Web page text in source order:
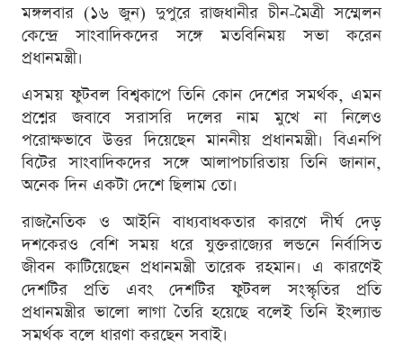
মঙ্গলবার (১৬ জুন) দুপুরে রাজধানীর চীন-মৈত্রী সম্মেলন
কেন্দ্রে সাংবাদিকদের সঙ্গে মতবিনিময় সভা করেন
প্রধানমন্ত্রী।
এসময় ফুটবল বিশ্বকাপে তিনি কোন দেশের সমর্থক, এমন
প্রশ্নের জবাবে সরাসরি দলের নাম মুখে না নিলেও
পরোক্ষভাবে উত্তর দিয়েছেন মাননীয় প্রধানমন্ত্রী। বিএনপি
বিটের সাংবাদিকদের সঙ্গে আলাপচারিতায় তিনি জানান,
অনেক দিন একটা দেশে ছিলাম তো।
রাজনৈতিক ও আইনি বাধ্যবাধকতার কারণে দীর্ঘ দেড়
দশকেরও বেশি সময় ধরে যুক্তরাজ্যের লন্ডনে নির্বাসিত
জীবন কাটিয়েছেন প্রধানমন্ত্রী তারেক রহমান। এ কারণেই
দেশটির প্রতি এবং দেশটির ফুটবল সংস্কৃতির প্রতি
প্রধানমন্ত্রীর ভালো লাগা তৈরি হয়েছে বলেই তিনি ইংল্যান্ড
সমর্থক বলে ধারণা করছেন সবাই।